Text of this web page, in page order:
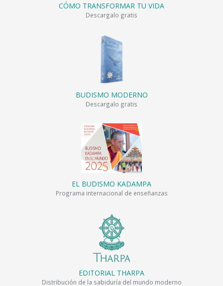
CÓMO TRANSFORMAR TU VIDA
Descargalo gratis
BUDISMO MODERNO
Descargalo gratis
EL BUDISMO KADAMPA
Programa internacional de enseñanzas
EDITORIAL THARPA
Distribución de la sabiduría del mundo moderno